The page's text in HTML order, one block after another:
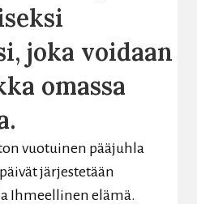
joka voidaan
omassa
vuotuinen pääjuhla
järjestetään
Ihmeellinen elämä.